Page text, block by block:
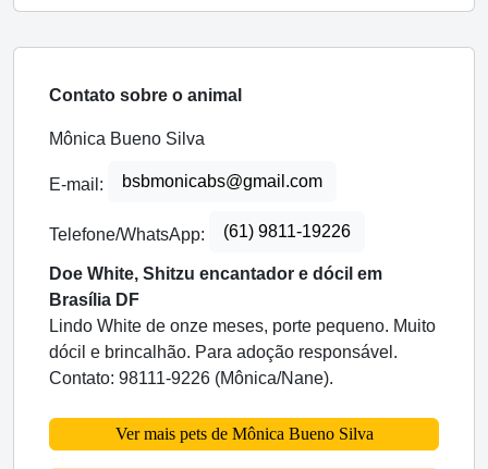
Contato sobre o animal
Mônica Bueno Silva
E-mail: bsbmonicabs@gmail.com
Telefone/WhatsApp: (61) 9811-19226
Doe White, Shitzu encantador e dócil em
Brasília DF
Lindo White de onze meses, porte pequeno. Muito
dócil e brincalhão. Para adoção responsável.
Contato: 98111-9226 (Mônica/Nane).
Ver mais pets de Mônica Bueno Silva